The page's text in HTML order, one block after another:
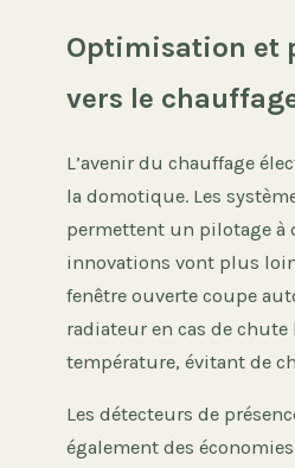
Optimisation et
vers le
L’avenir du chauffage
la domotique. Les
permettent un pilotage à
innovations vont plus
fenêtre ouverte coupe
radiateur en cas de
température, évitant de
Les détecteurs de
également des